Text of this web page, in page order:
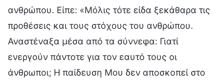
ανθρώπου. Είπε: «Μόλις τότε είδα ξεκάθαρα τις
προθέσεις και τους στόχους του ανθρώπου.
Αναστέναξα μέσα από τα σύννεφα: Γιατί
ενεργούν πάντοτε για τον εαυτό τους οι
άνθρωποι; Η παίδευση Μου δεν αποσκοπεί στο